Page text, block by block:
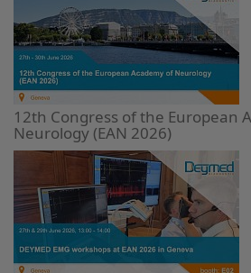
12th Congress of the European
Neurology (EAN 2026)